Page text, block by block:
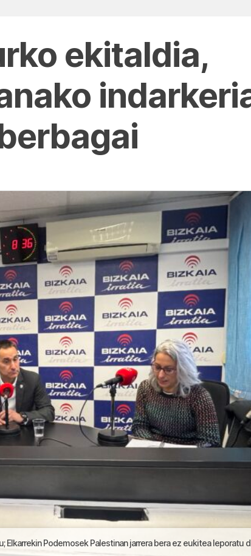
ekitaldia,
Podemosek Palestinan jarrera bera ez eukitea leporatu deutso | Goizeko